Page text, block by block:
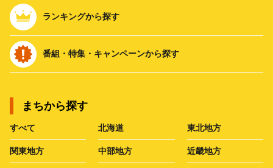
ランキングから探す
番組・特集・キャンペーンから探す
まちから探す
すべて 北海道 東北地方
関東地方 中部地方 近畿地方